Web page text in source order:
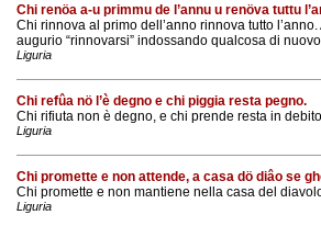
Chi renöa a-u primmu de l’annu u renöva tuttu
Chi rinnova al primo dell’anno rinnova tutto
augurio “rinnovarsi” indossando qualcosa di nuovo.
Liguria
Chi refûa nö l’è degno e chi piggia resta pegno.
Chi rifiuta non è degno, e chi prende resta in debito.
Liguria
Chi promette e non attende, a casa dö diâo se
Chi promette e non mantiene nella casa del
Liguria